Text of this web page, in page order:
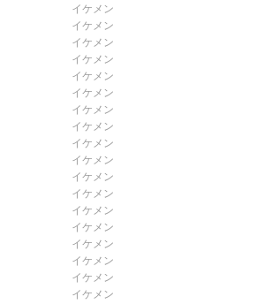
イケメン
イケメン
イケメン
イケメン
イケメン
イケメン
イケメン
イケメン
イケメン
イケメン
イケメン
イケメン
イケメン
イケメン
イケメン
イケメン
イケメン
イケメン